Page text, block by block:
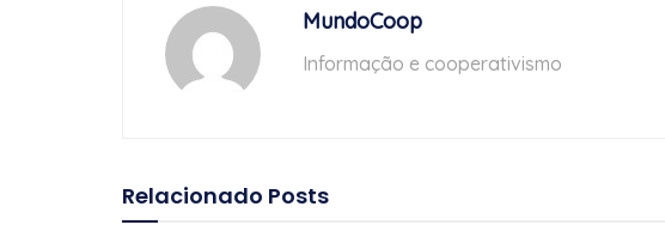
MundoCoop
Informação e cooperativismo
Relacionado Posts